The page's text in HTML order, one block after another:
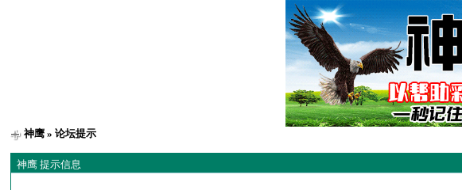
神鹰 » 论坛提示
神鹰 提示信息